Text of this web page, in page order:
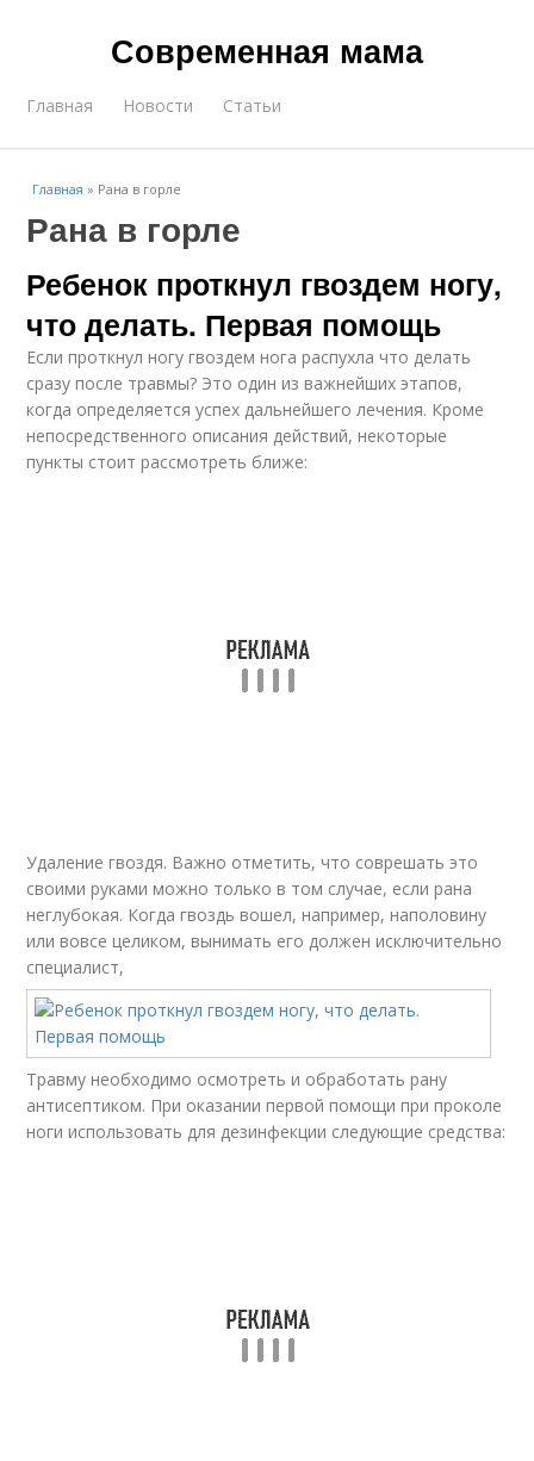
Современная мама
Главная Новости Статьи
Главная » Рана в горле
Рана в горле
Ребенок проткнул гвоздем ногу,
что делать. Первая помощь
Если проткнул ногу гвоздем нога распухла что делать
сразу после травмы? Это один из важнейших этапов,
когда определяется успех дальнейшего лечения. Кроме
непосредственного описания действий, некоторые
пункты стоит рассмотреть ближе:
Удаление гвоздя. Важно отметить, что соврешать это
своими руками можно только в том случае, если рана
неглубокая. Когда гвоздь вошел, например, наполовину
или вовсе целиком, вынимать его должен исключительно
специалист,
Травму необходимо осмотреть и обработать рану
антисептиком. При оказании первой помощи при проколе
ноги использовать для дезинфекции следующие средства: